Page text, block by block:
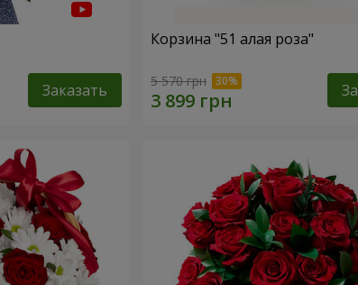
Заказать
Корзина "51 алая роза"
5 570 грн